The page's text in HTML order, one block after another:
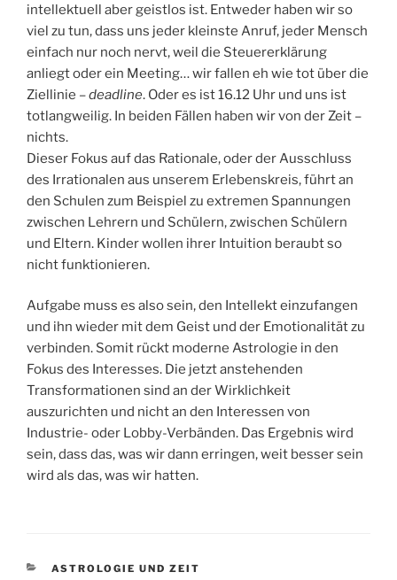
intellektuell aber geistlos ist. Entweder haben wir so
viel zu tun, dass uns jeder kleinste Anruf, jeder Mensch
einfach nur noch nervt, weil die Steuererklärung
anliegt oder ein Meeting… wir fallen eh wie tot über die
Ziellinie –deadline. Oder es ist 16.12 Uhr und uns ist
totlangweilig. In beiden Fällen haben wir von der Zeit –
nichts.
Dieser Fokus auf das Rationale, oder der Ausschluss
des Irrationalen aus unserem Erlebenskreis, führt an
den Schulen zum Beispiel zu extremen Spannungen
zwischen Lehrern und Schülern, zwischen Schülern
und Eltern. Kinder wollen ihrer Intuition beraubt so
nicht funktionieren.
Aufgabe muss es also sein, den Intellekt einzufangen
und ihn wieder mit dem Geist und der Emotionalität zu
verbinden. Somit rückt moderne Astrologie in den
Fokus des Interesses. Die jetzt anstehenden
Transformationen sind an der Wirklichkeit
auszurichten und nicht an den Interessen von
Industrie- oder Lobby-Verbänden. Das Ergebnis wird
sein, dass das, was wir dann erringen, weit besser sein
wird als das, was wir hatten.
KATEGORIEN
ASTROLOGIE UND ZEIT